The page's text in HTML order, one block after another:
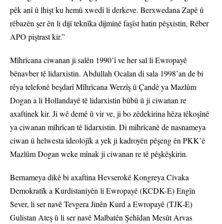
pêk anî û lhişt ku hemû xwedî li derkeve. Berxwedana Zapê û
rêbazên şer ên li dijî teknîka dijminê faşîst hatin pêşxistin, Rêber
APO piştrast kir.”
Mîhrîcana ciwanan ji salên 1990’î ve her sal li Ewropayê
bênavber tê lidarxistin. Abdullah Ocalan di sala 1998’an de bi
rêya telefonê beşdarî Mîhrîcana Werzîş û Çandê ya Mazlûm
Dogan a li Hollandayê tê lidarxistin bûbû û ji ciwanan re
axaftinek kir. Ji wê demê û vir ve, ji bo zêdekirina hêza têkoşînê
ya ciwanan mîhrîcan tê lidarxistin. Di mîhrîcanê de nasnameya
ciwan û helwesta îdeolojîk a yek ji kadroyên pêşeng ên PKK’ê
Mazlûm Dogan weke mînak ji ciwanan re tê pêşkêşkirin.
Bernameya dikê bi axaftina Hevserokê Kongreya Civaka
Demokratîk a Kurdistaniyên li Ewropayê (KCDK-E) Engîn
Sever, li ser navê Tevgera Jinên Kurd a Ewropayê (TJK-E)
Gulistan Ateş û li ser navê Malbatên Şehîdan Mesût Arvas